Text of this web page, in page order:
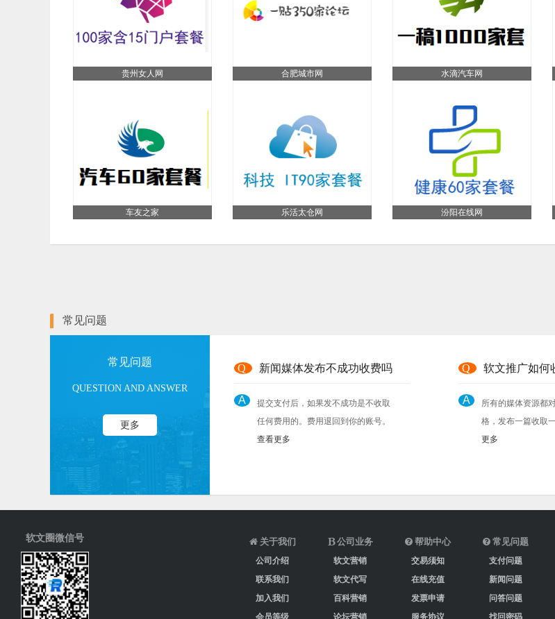
贵州女人网 合肥城市网 水滴汽车网
车友之家 乐活太仓网 汾阳在线网
常见问题
常见问题
QUESTION AND ANSWER
更多
Q 新闻媒体发布不成功收费吗
A
提交支付后，如果发不成功是不收取
任何费用的。费用退回到你的账号。
查看更多
Q 软文推广如何
A
所有的媒体资源都
格，发布一篇收取
更多
软文圈微信号 关于我们
公司介绍
联系我们
加入我们
会员等级
公司业务
软文营销
软文代写
百科营销
论坛营销
帮助中心
交易须知
在线充值
发票申请
服务协议
常见问题
支付问题
新闻问题
问答问题
找回密码